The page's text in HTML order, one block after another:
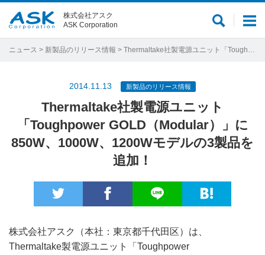
メ
ュ
サ
ト
株式会社アスク
ASK Corporation
ニュース > 新製品のリリース情報 > Thermaltake社製電源ユニット「Toughpower GOLD（Modular）」に850W、1000W、1200Wモデルの3製品を追加！
2014.11.13 新製品のリリース情報
Thermaltake社製電源ユニット
「Toughpower GOLD（Modular）」に
850W、1000W、1200Wモデルの3製品を
追加！
株式会社アスク（本社：東京都千代田区）は、
Thermaltake製電源ユニット「Toughpower